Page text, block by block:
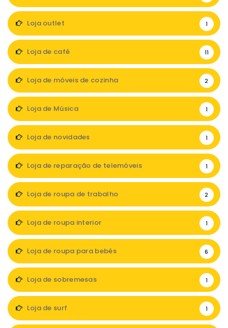
Loja outlet 1
Loja de café 11
Loja de móveis de cozinha 2
Loja de Música 1
Loja de novidades 1
Loja de reparação de telemóveis 1
Loja de roupa de trabalho 2
Loja de roupa interior 1
Loja de roupa para bebés 6
Loja de sobremesas 1
Loja de surf 1